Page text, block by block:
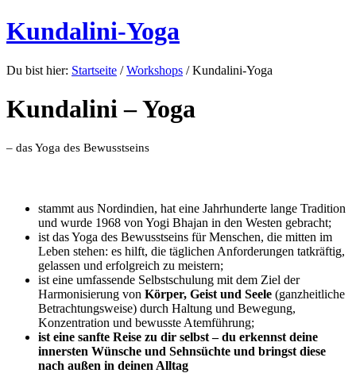
Kundalini-Yoga
Du bist hier: Startseite / Workshops / Kundalini-Yoga
Kundalini – Yoga
– das Yoga des Bewusstseins
stammt aus Nordindien, hat eine Jahrhunderte lange Tradition
und wurde 1968 von Yogi Bhajan in den Westen gebracht;
ist das Yoga des Bewusstseins für Menschen, die mitten im
Leben stehen: es hilft, die täglichen Anforderungen tatkräftig,
gelassen und erfolgreich zu meistern;
ist eine umfassende Selbstschulung mit dem Ziel der
Harmonisierung von Körper, Geist und Seele (ganzheitliche
Betrachtungsweise) durch Haltung und Bewegung,
Konzentration und bewusste Atemführung;
ist eine sanfte Reise zu dir selbst – du erkennst deine
innersten Wünsche und Sehnsüchte und bringst diese
nach außen in deinen Alltag